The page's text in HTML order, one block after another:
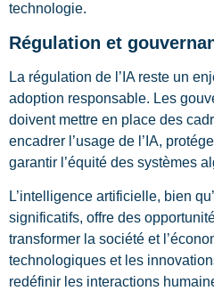
technologie.
Régulation et
La régulation de l’IA reste un
adoption responsable. Les
doivent mettre en place des
encadrer l’usage de l’IA,
garantir l’équité des systèmes
L’intelligence artificielle, bien
significatifs, offre des
transformer la société et
technologiques et les
redéfinir les interactions